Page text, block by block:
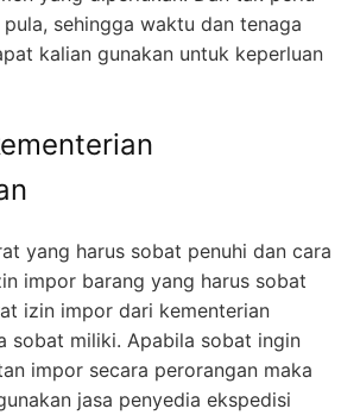
sehingga waktu dan tenaga
kalian gunakan untuk keperluan
yang harus sobat penuhi dan cara
impor barang yang harus sobat
izin impor dari kementerian
sobat miliki. Apabila sobat ingin
impor secara perorangan maka
jasa penyedia ekspedisi